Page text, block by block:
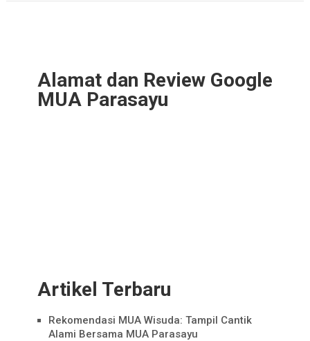
Alamat dan Review Google
MUA Parasayu
Artikel Terbaru
Rekomendasi MUA Wisuda: Tampil Cantik
Alami Bersama MUA Parasayu